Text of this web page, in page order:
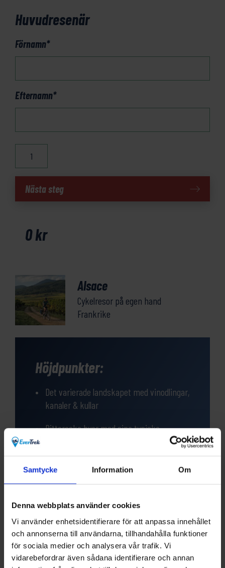
Samtycke Information Om
Denna webbplats använder cookies
Vi använder enhetsidentifierare för att anpassa innehållet
och annonserna till användarna, tillhandahålla funktioner
för sociala medier och analysera vår trafik. Vi
vidarebefordrar även sådana identifierare och annan
Huvudresenär
Förnamn*
Efternamn*
mängd
Nästa steg
0kr
Alsace
Cykelresor på egen hand
Frankrike
Höjdpunkter:
Det varierade landskapet med vinodlingar,
kanaler & kullar
Pittoreska byar med sina typiska
Lätt cykling på vackra cykelvägar och
Arkitekturen i staden Neuf-Brisach, som
är med på UNESCOs världsarvslista